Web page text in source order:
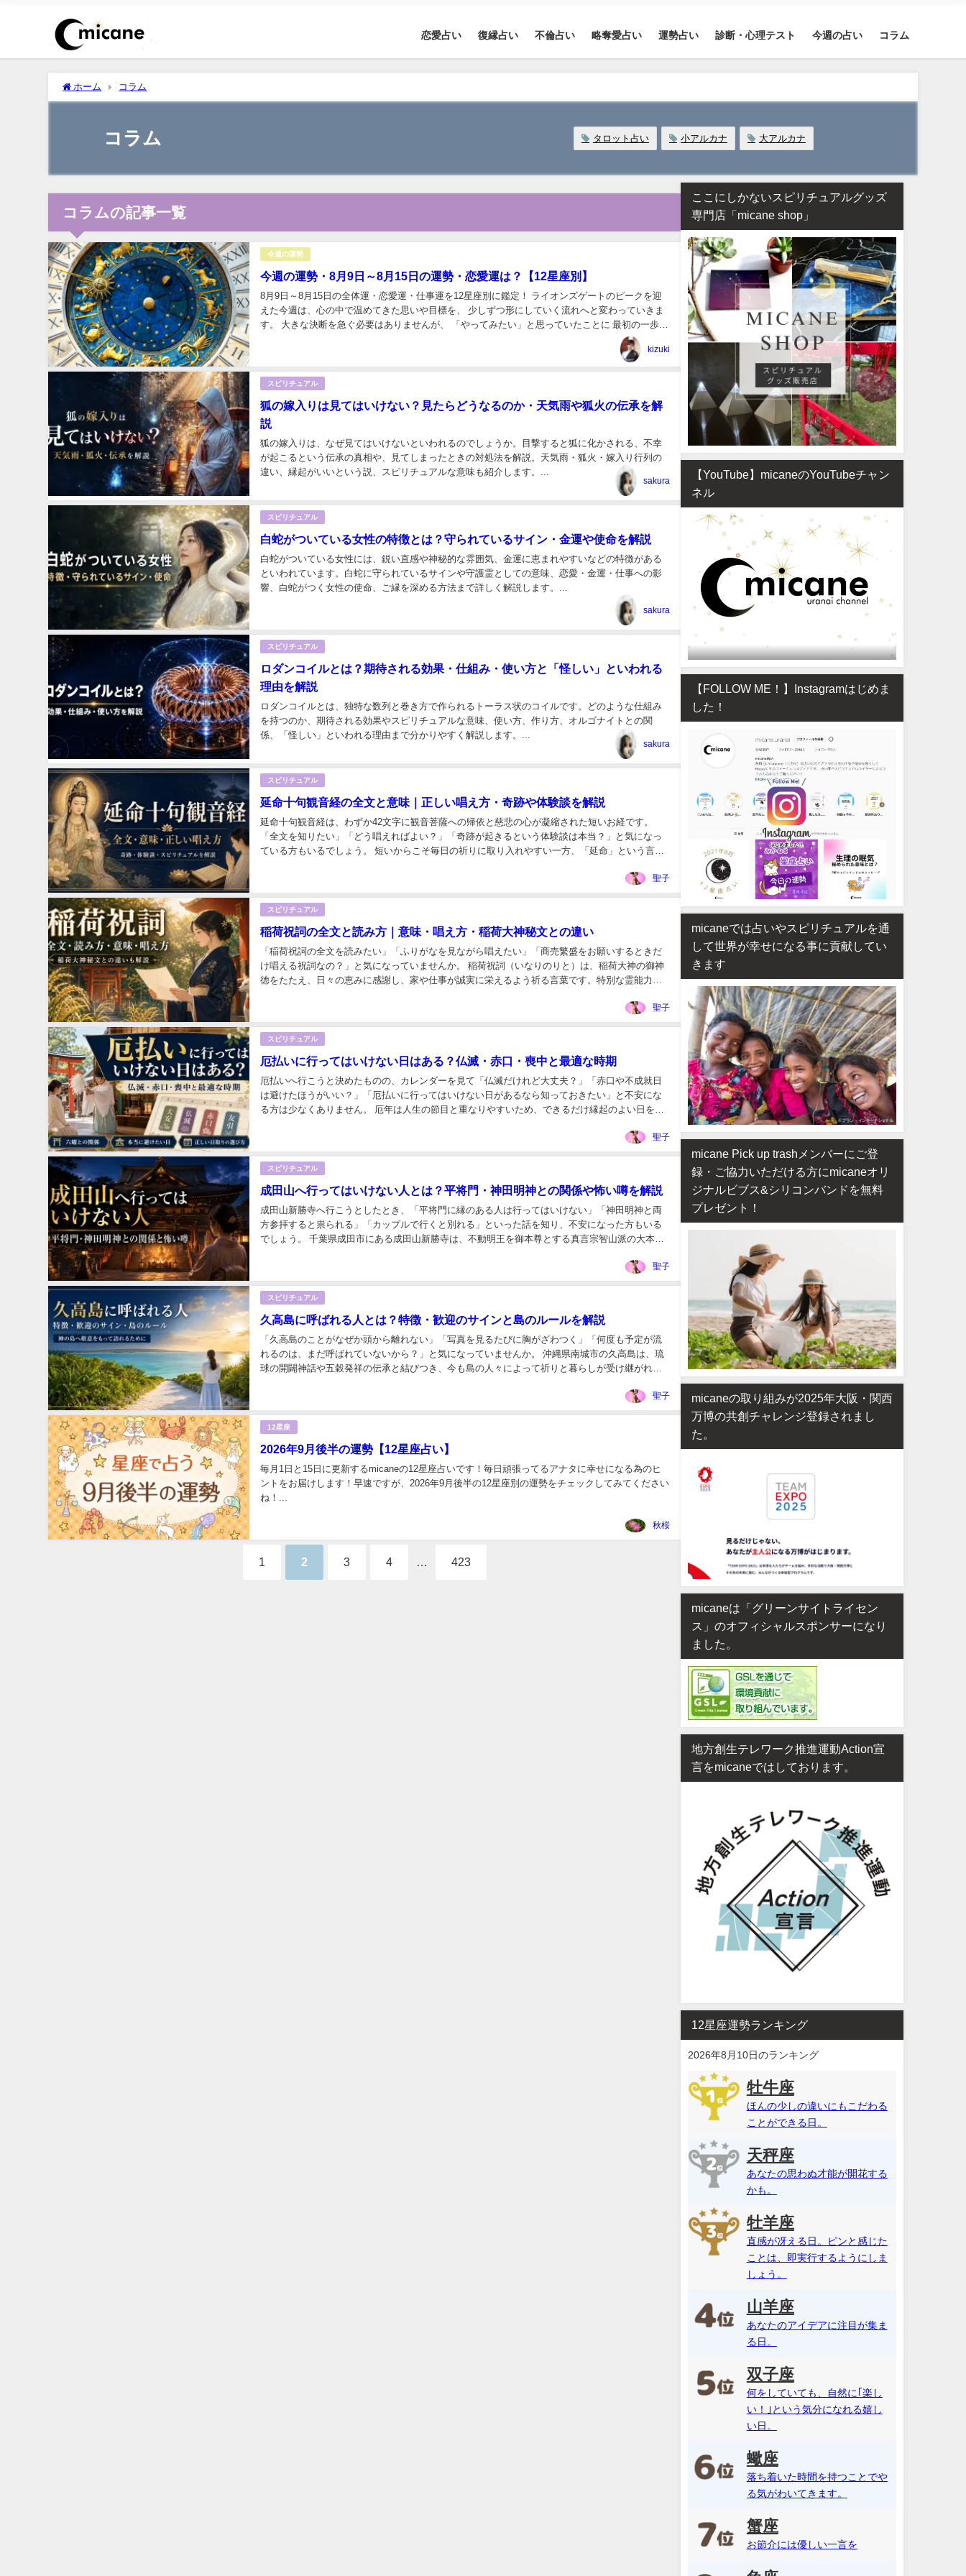
恋愛占い 復縁占い 不倫占い 略奪愛占い 運勢占い 診断・心理テスト 今週の占い コラム
ホーム コラム
コラム タロット占い 小アルカナ 大アルカナ
コラムの記事一覧
今週の運勢
今週の運勢・8月9日～8月15日の運勢・恋愛運は？【12星座別】
8月9日～8月15日の全体運・恋愛運・仕事運を12星座別に鑑定！ ライオンズゲートのピークを迎
えた今週は、心の中で温めてきた思いや目標を、 少しずつ形にしていく流れへと変わっていきま
す。 大きな決断を急ぐ必要はありませんが、 「やってみたい」と思っていたことに 最初の一歩を
kizuki
スピリチュアル
狐の嫁入りは見てはいけない？見たらどうなるのか・天気雨や狐火の伝承を解
説
狐の嫁入りは、なぜ見てはいけないといわれるのでしょうか。目撃すると狐に化かされる、不幸
が起こるという伝承の真相や、見てしまったときの対処法を解説。天気雨・狐火・嫁入り行列の
違い、縁起がいいという説、スピリチュアルな意味も紹介します。...
sakura
スピリチュアル
白蛇がついている女性の特徴とは？守られているサイン・金運や使命を解説
白蛇がついている女性には、鋭い直感や神秘的な雰囲気、金運に恵まれやすいなどの特徴がある
といわれています。白蛇に守られているサインや守護霊としての意味、恋愛・金運・仕事への影
響、白蛇がつく女性の使命、ご縁を深める方法まで詳しく解説します。...
sakura
スピリチュアル
ロダンコイルとは？期待される効果・仕組み・使い方と「怪しい」といわれる
理由を解説
ロダンコイルとは、独特な数列と巻き方で作られるトーラス状のコイルです。どのような仕組み
を持つのか、期待される効果やスピリチュアルな意味、使い方、作り方、オルゴナイトとの関
係、「怪しい」といわれる理由まで分かりやすく解説します。...
sakura
スピリチュアル
延命十句観音経の全文と意味｜正しい唱え方・奇跡や体験談を解説
延命十句観音経は、わずか42文字に観音菩薩への帰依と慈悲の心が凝縮された短いお経です。
「全文を知りたい」「どう唱えればよい？」「奇跡が起きるという体験談は本当？」と気になっ
ている方もいるでしょう。 短いからこそ毎日の祈りに取り入れやすい一方、「延命」という言葉
聖子
スピリチュアル
稲荷祝詞の全文と読み方｜意味・唱え方・稲荷大神秘文との違い
「稲荷祝詞の全文を読みたい」「ふりがなを見ながら唱えたい」「商売繁盛をお願いするときだ
け唱える祝詞なの？」と気になっていませんか。 稲荷祝詞（いなりのりと）は、稲荷大神の御神
徳をたたえ、日々の恵みに感謝し、家や仕事が誠実に栄えるよう祈る言葉です。特別な霊能力を
聖子
スピリチュアル
厄払いに行ってはいけない日はある？仏滅・赤口・喪中と最適な時期
厄払いへ行こうと決めたものの、カレンダーを見て「仏滅だけれど大丈夫？」「赤口や不成就日
は避けたほうがいい？」「厄払いに行ってはいけない日があるなら知っておきたい」と不安にな
る方は少なくありません。 厄年は人生の節目と重なりやすいため、できるだけ縁起のよい日を選
聖子
スピリチュアル
成田山へ行ってはいけない人とは？平将門・神田明神との関係や怖い噂を解説
成田山新勝寺へ行こうとしたとき、「平将門に縁のある人は行ってはいけない」「神田明神と両
方参拝すると祟られる」「カップルで行くと別れる」といった話を知り、不安になった方もいる
でしょう。 千葉県成田市にある成田山新勝寺は、不動明王を御本尊とする真言宗智山派の大本山
聖子
スピリチュアル
久高島に呼ばれる人とは？特徴・歓迎のサインと島のルールを解説
「久高島のことがなぜか頭から離れない」「写真を見るたびに胸がざわつく」「何度も予定が流
れるのは、まだ呼ばれていないから？」と気になっていませんか。 沖縄県南城市の久高島は、琉
球の開闢神話や五穀発祥の伝承と結びつき、今も島の人々によって祈りと暮らしが受け継がれて
聖子
12星座
2026年9月後半の運勢【12星座占い】
毎月1日と15日に更新するmicaneの12星座占いです！毎日頑張ってるアナタに幸せになる為のヒ
ントをお届けします！早速ですが、2026年9月後半の12星座別の運勢をチェックしてみてください
ね！...
秋桜
1 2 3 4 … 423
ここにしかないスピリチュアルグッズ
専門店「micane shop」
【YouTube】micaneのYouTubeチャン
ネル
【FOLLOW ME！】Instagramはじめま
した！
micaneでは占いやスピリチュアルを通
して世界が幸せになる事に貢献してい
きます
micane Pick up trashメンバーにご登
録・ご協力いただける方にmicaneオリ
ジナルビブス&シリコンバンドを無料
プレゼント！
micaneの取り組みが2025年大阪・関西
万博の共創チャレンジ登録されまし
た。
micaneは「グリーンサイトライセン
ス」のオフィシャルスポンサーになり
ました。
地方創生テレワーク推進運動Action宣
言をmicaneではしております。
12星座運勢ランキング
2026年8月10日のランキング
牡牛座
ほんの少しの違いにもこだわる
ことができる日。
天秤座
あなたの思わぬ才能が開花する
かも。
牡羊座
直感が冴える日。ピンと感じた
ことは、即実行するようにしま
しょう。
山羊座
あなたのアイデアに注目が集ま
る日。
双子座
何をしていても、自然に｢楽し
い！｣という気分になれる嬉し
い日。
蠍座
落ち着いた時間を持つことでや
る気がわいてきます。
蟹座
お節介には優しい一言を